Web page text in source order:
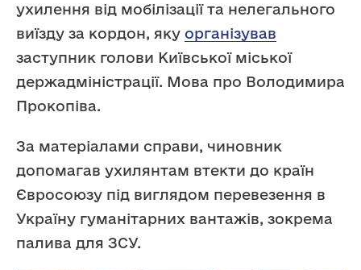
ухилення від мобілізації та нелегального
виїзду за кордон, яку організував
заступник голови Київської міської
держадміністрації. Мова про Володимира
Прокопіва.
За матеріалами справи, чиновник
допомагав ухилянтам втекти до країн
Євросоюзу під виглядом перевезення в
Україну гуманітарних вантажів, зокрема
палива для ЗСУ.